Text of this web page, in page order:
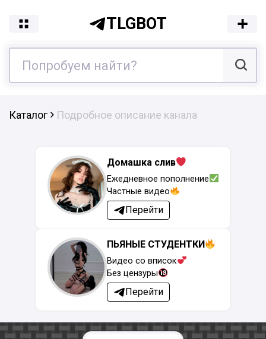
TLGBOT
Каталог Подробное описание канала
Домашка слив
Ежедневное пополнение
Частные видео
Перейти
ПЬЯНЫЕ СТУДЕНТКИ
Видео со вписок
Без цензуры
Перейти